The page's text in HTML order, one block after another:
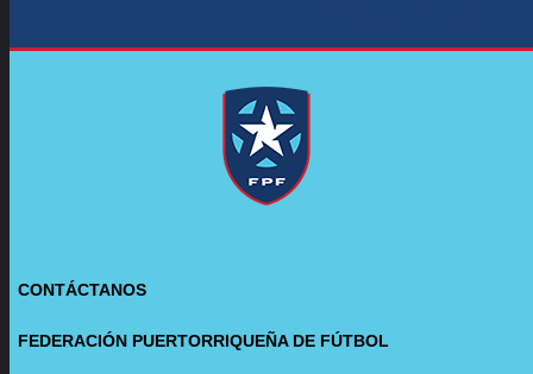
CONTÁCTANOS
FEDERACIÓN PUERTORRIQUEÑA DE FÚTBOL